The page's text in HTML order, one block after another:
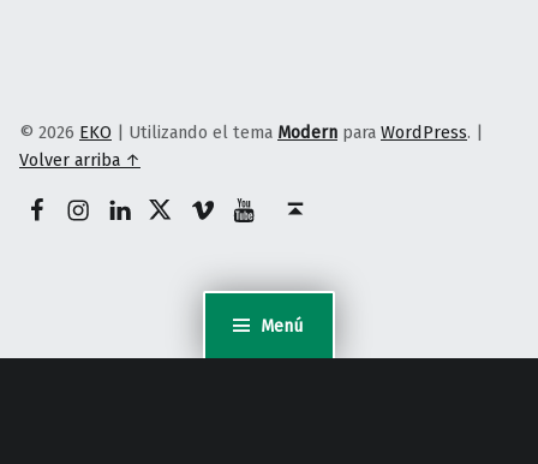
Menú
© 2026 EKO | Utilizando el tema Modern para WordPress. |
Volver arriba ↑